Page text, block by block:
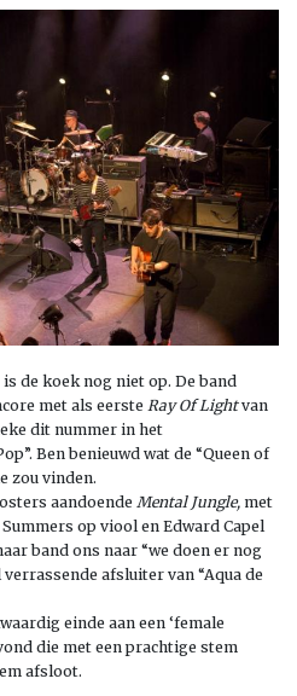
de koek nog niet op. De band
met als eerste Ray Of Lightvan
dit nummer in het
Ben benieuwd wat de “Queen of
zou vinden.
aandoende Mental Jungle, met
op viool en Edward Capel
band ons naar “we doen er nog
verrassende afsluiter van “Aqua de
einde aan een ‘female
die met een prachtige stem
afsloot.